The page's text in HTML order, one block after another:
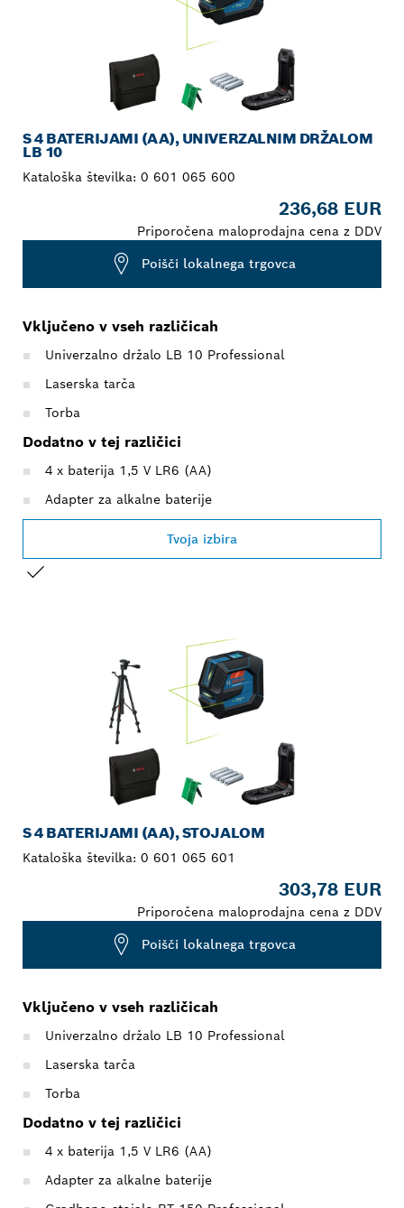
S 4 BATERIJAMI (AA), UNIVERZALNIM DRŽALOM
LB 10
Kataloška številka: 0 601 065 600
236,68 EUR
Priporočena maloprodajna cena z DDV
Poišči lokalnega trgovca
Vključeno v vseh različicah
Univerzalno držalo LB 10 Professional
Laserska tarča
Torba
Dodatno v tej različici
4 x baterija 1,5 V LR6 (AA)
Adapter za alkalne baterije
Tvoja izbira
S 4 BATERIJAMI (AA), STOJALOM
Kataloška številka: 0 601 065 601
303,78 EUR
Priporočena maloprodajna cena z DDV
Poišči lokalnega trgovca
Vključeno v vseh različicah
Univerzalno držalo LB 10 Professional
Laserska tarča
Torba
Dodatno v tej različici
4 x baterija 1,5 V LR6 (AA)
Adapter za alkalne baterije